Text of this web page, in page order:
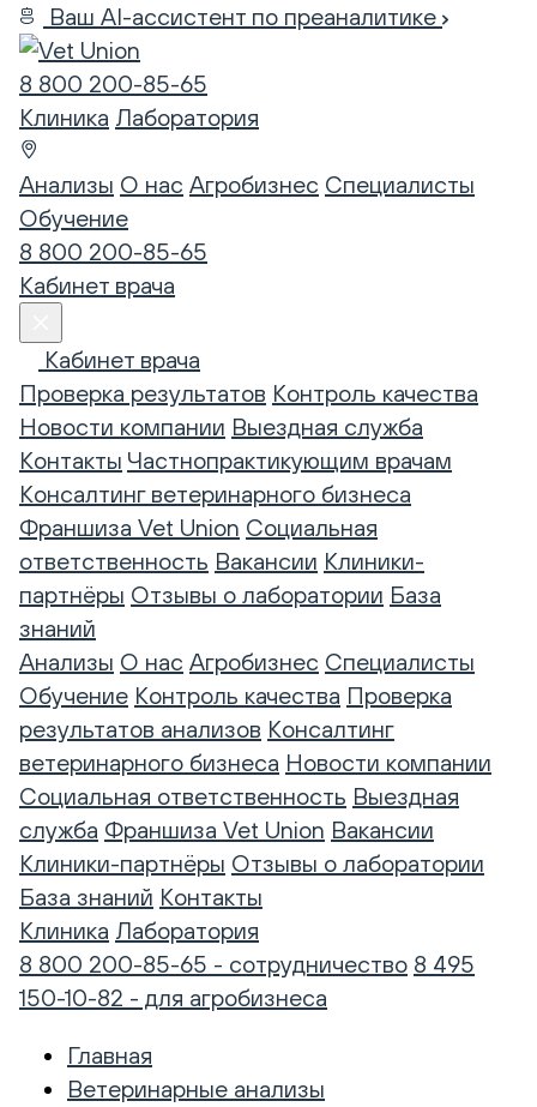
Ваш AI-ассистент по преаналитике
8 800 200-85-65
Клиника Лаборатория
Анализы О нас Агробизнес Специалисты
Обучение
8 800 200-85-65
Кабинет врача
Кабинет врача
Проверка результатов Контроль качества
Новости компании Выездная служба
Контакты Частнопрактикующим врачам
Консалтинг ветеринарного бизнеса
Франшиза Vet Union Социальная
ответственность Вакансии Клиники-
партнёры Отзывы о лаборатории База
знаний
Анализы О нас Агробизнес Специалисты
Обучение Контроль качества Проверка
результатов анализов Консалтинг
ветеринарного бизнеса Новости компании
Социальная ответственность Выездная
служба Франшиза Vet Union Вакансии
Клиники-партнёры Отзывы о лаборатории
База знаний Контакты
Клиника Лаборатория
8 800 200-85-65 - сотрудничество 8 495
150-10-82 - для агробизнеса
Главная
Ветеринарные анализы